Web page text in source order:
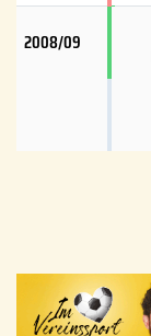
2008/09